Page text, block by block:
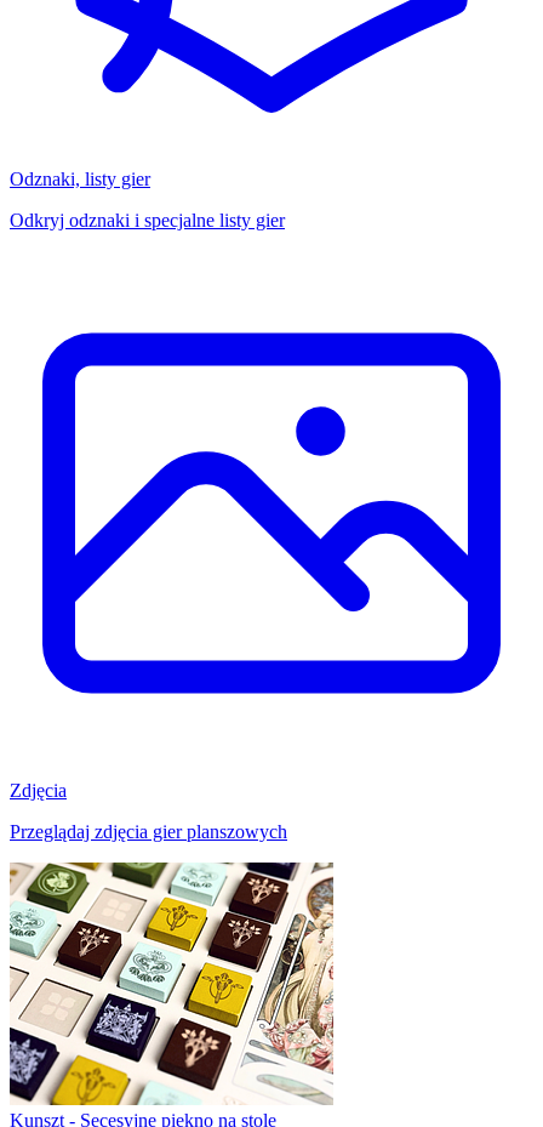
Odznaki, listy gier
Odkryj odznaki i specjalne listy gier
Zdjęcia
Przeglądaj zdjęcia gier planszowych
Kunszt - Secesyjne piękno na stole